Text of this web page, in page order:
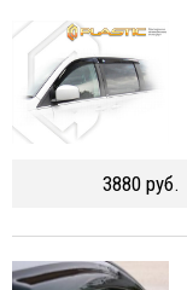
3880 руб.